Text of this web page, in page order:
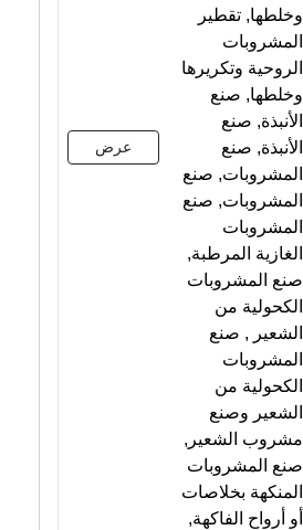
وخلطها, تقطير
المشروبات
الروحية وتكريرها
وخلطها, صنع
الأنبذة, صنع
الأنبذة, صنع
المشروبات, صنع
المشروبات, صنع
المشروبات
الغازية المرطبة,
صنع المشروبات
الكحولية من
الشعير , صنع
المشروبات
الكحولية من
الشعير وصنع
مشروب الشعير,
صنع المشروبات
المنكهة بخلاصات
أو أرواح الفاكهة,
عرض